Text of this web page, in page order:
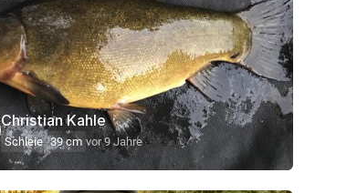
Christian Kahle
Schleie 39 cm vor 9 Jahre